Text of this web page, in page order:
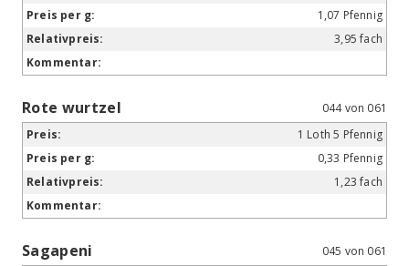
1,07 Pfennig
3,95 fach
Rote wurtzel
044 von 061
1 Loth 5 Pfennig
0,33 Pfennig
1,23 fach
Sagapeni
045 von 061